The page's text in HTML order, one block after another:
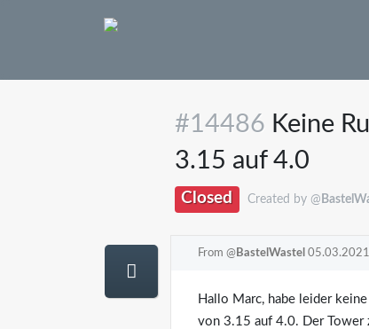
#14486 Keine
3.15 auf 4.0
Closed Created by @
From @BastelWastel
Hallo Marc, habe leider
von 3.15 auf 4.0. Der Tower